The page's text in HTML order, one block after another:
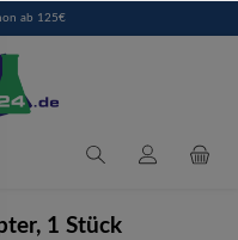
ab 125€
1 Stück